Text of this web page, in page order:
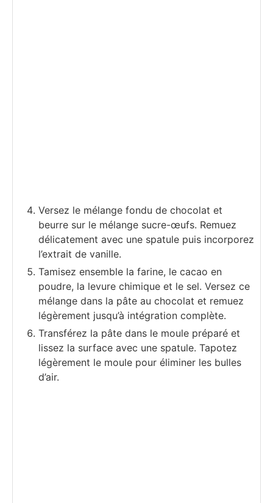
Versez le mélange fondu de chocolat et
beurre sur le mélange sucre-œufs. Remuez
délicatement avec une spatule puis incorporez
l’extrait de vanille.
Tamisez ensemble la farine, le cacao en
poudre, la levure chimique et le sel. Versez ce
mélange dans la pâte au chocolat et remuez
légèrement jusqu’à intégration complète.
Transférez la pâte dans le moule préparé et
lissez la surface avec une spatule. Tapotez
légèrement le moule pour éliminer les bulles
d’air.